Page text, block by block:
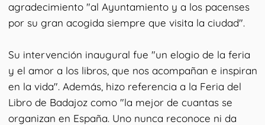
agradecimiento "al Ayuntamiento y a los pacenses
por su gran acogida siempre que visita la ciudad".
Su intervención inaugural fue "un elogio de la feria
y el amor a los libros, que nos acompañan e inspiran
en la vida". Además, hizo referencia a la Feria del
Libro de Badajoz como "la mejor de cuantas se
organizan en España. Uno nunca reconoce ni da